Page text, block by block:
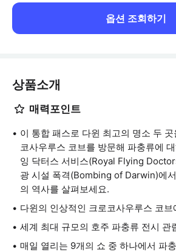
옵션 조회하기
상품소개
매력포인트
이 통합 패스로 다윈 최고의 명소 두
코사우루스 코브를 방문해 파충류에
잉 닥터스 서비스(Royal Flying
광 시설 폭격(Bombing of Darwin)에
의 역사를 살펴보세요.
다윈의 인상적인 크로코사우루스 코브
세계 최대 규모의 호주 파충류 전시 관
매일 열리는 9개의 쇼 중 하나에서 파